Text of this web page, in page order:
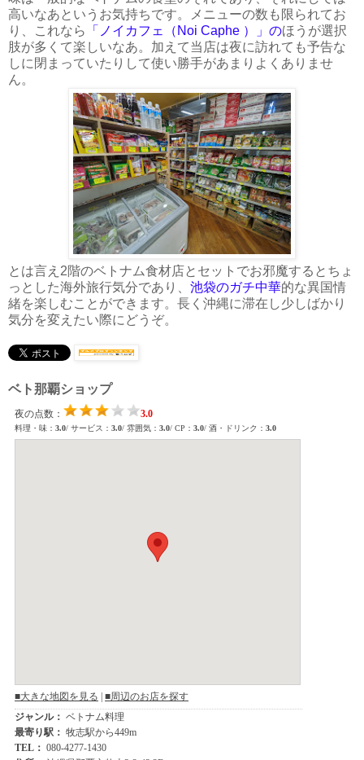
高いなあというお気持ちです。メニューの数も限られてお
り、これなら
「ノイカフェ（Noi Caphe ）」のほうが選択
肢が多くて楽しいなあ。加えて当店は夜に訪れても予告な
しに閉まっていたりして使い勝手があまりよくありませ
ん。
とは言え2階のベトナム食材店とセットでお邪魔するとちょ
っとした海外旅行気分であり、 池袋のガチ中華的な異国情
緒を楽しむことができます。長く沖縄に滞在し少しばかり
気分を変えたい際にどうぞ。
ベト那覇ショップ